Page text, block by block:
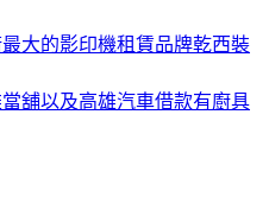
大的影印機租賃品牌乾西裝
舖以及高雄汽車借款有廚具